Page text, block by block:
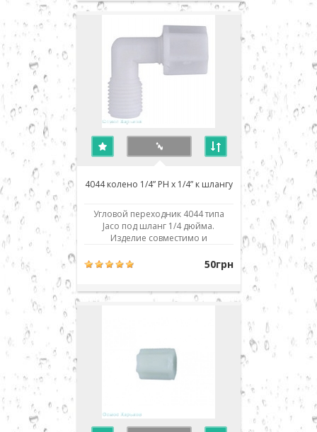
Atoll, Filter1, TGI, Raifil, Zepter,
Installine, Watermelon..
4044 колено 1/4” РН x 1/4” к шлангу
Угловой переходник 4044 типа
Jaco под шланг 1/4 дюйма.
Изделие совместимо и
аналогичными деталями и
фильтрами обратного осмоса
Atoll, Filter1, TGI, Raifil, Zepter,
50грн